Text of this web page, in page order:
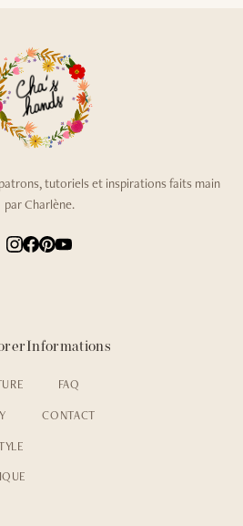
tutoriels et inspirations faits main
par Charlène.
Informations
FAQ
CONTACT